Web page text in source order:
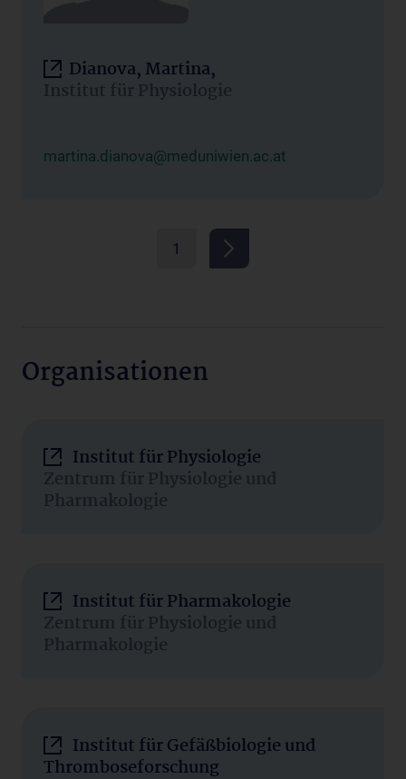
Dianova, Martina,
Institut für Physiologie
martina.dianova@meduniwien.ac.at
1
Organisationen
Institut für Physiologie
Zentrum für Physiologie und
Pharmakologie
Institut für Pharmakologie
Zentrum für Physiologie und
Pharmakologie
Institut für Gefäßbiologie und
Thromboseforschung